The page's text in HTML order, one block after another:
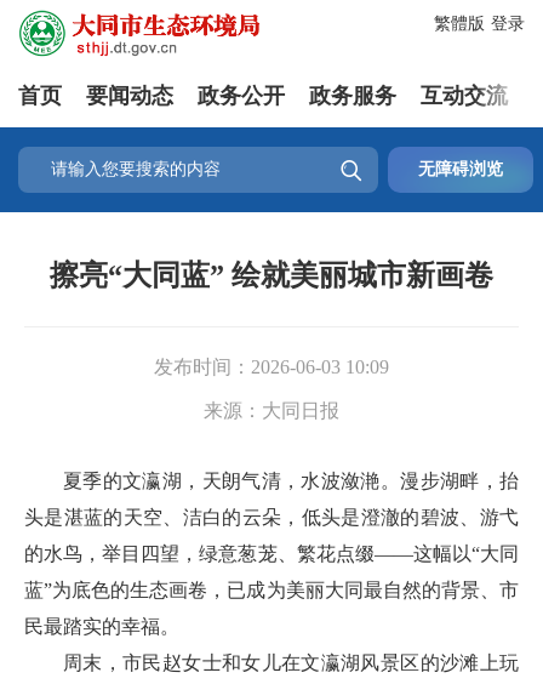
登录
繁體版
首页 要闻动态 政务公开 政务服务 互动交流
 无障碍浏览
擦亮“大同蓝” 绘就美丽城市新画卷
发布时间： 2026-06-03 10:09
来源： 大同日报
夏季的文瀛湖，天朗气清，水波潋滟。漫步湖畔，抬
头是湛蓝的天空、洁白的云朵，低头是澄澈的碧波、游弋
的水鸟，举目四望，绿意葱茏、繁花点缀——这幅以“大同
蓝”为底色的生态画卷，已成为美丽大同最自然的背景、市
民最踏实的幸福。
周末，市民赵女士和女儿在文瀛湖风景区的沙滩上玩